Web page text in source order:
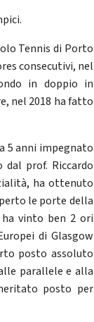
Tennis di Porto
consecutivi, nel
in doppio in
nel 2018 ha fatto
5 anni impegnato
prof. Riccardo
ha ottenuto
le porte della
ha vinto ben 2 ori
di Glasgow
posto assoluto
parallele e alla
posto per